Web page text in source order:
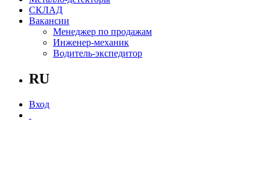
СКЛАД
Вакансии
Менеджер по продажам
Инженер-механик
Водитель-экспедитор
RU
Вход